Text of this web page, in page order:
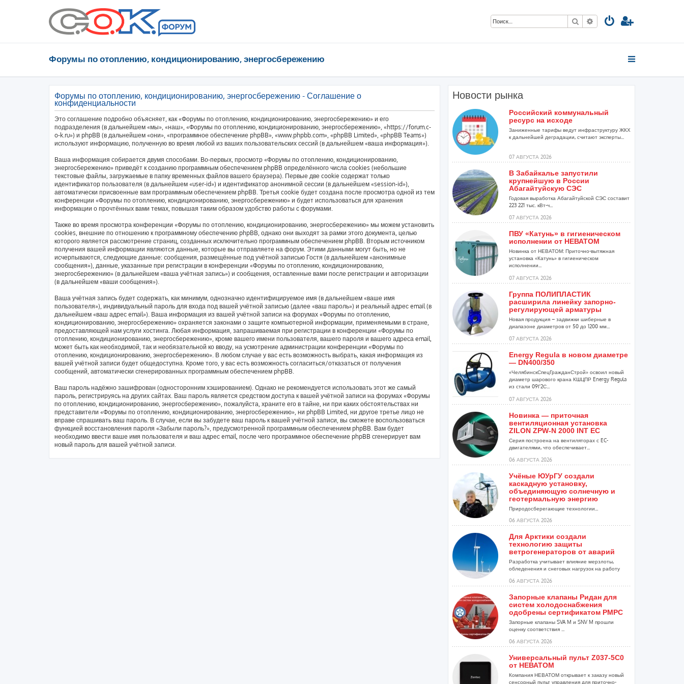
Поиск Расширенный поиск
Форумы по отоплению, кондиционированию, энергосбережению
Форумы по отоплению, кондиционированию, энергосбережению - Соглашение о
конфиденциальности
Это соглашение подробно объясняет, как «Форумы по отоплению, кондиционированию, энергосбережению» и его
подразделения (в дальнейшем «мы», «наш», «Форумы по отоплению, кондиционированию, энергосбережению», «https://forum.c-
o-k.ru») и phpBB (в дальнейшем «они», «программное обеспечение phpBB», «www.phpbb.com», «phpBB Limited», «phpBB Teams»)
используют информацию, полученную во время любой из ваших пользовательских сессий (в дальнейшем «ваша информация»).
Ваша информация собирается двумя способами. Во-первых, просмотр «Форумы по отоплению, кондиционированию,
энергосбережению» приведёт к созданию программным обеспечением phpBB определённого числа cookies (небольшие
текстовые файлы, загружаемые в папку временных файлов вашего браузера). Первые две cookie содержат только
идентификатор пользователя (в дальнейшем «user-id») и идентификатор анонимной сессии (в дальнейшем «session-id»),
автоматически присвоенные вам программным обеспечением phpBB. Третья cookie будет создана после просмотра одной из тем
конференции «Форумы по отоплению, кондиционированию, энергосбережению» и будет использоваться для хранения
информации о прочтённых вами темах, повышая таким образом удобство работы с форумами.
Также во время просмотра конференции «Форумы по отоплению, кондиционированию, энергосбережению» мы можем установить
cookies, внешние по отношению к программному обеспечению phpBB, однако они выходят за рамки этого документа, целью
которого является рассмотрение страниц, созданных исключительно программным обеспечением phpBB. Вторым источником
получения вашей информации являются данные, которые вы отправляете на форум. Этими данными могут быть, но не
исчерпываются, следующие данные: сообщения, размещённые под учётной записью Гостя (в дальнейшем «анонимные
сообщения»), данные, указанные при регистрации в конференции «Форумы по отоплению, кондиционированию,
энергосбережению» (в дальнейшем «ваша учётная запись») и сообщения, оставленные вами после регистрации и авторизации
(в дальнейшем «ваши сообщения»).
Ваша учётная запись будет содержать, как минимум, однозначно идентифицируемое имя (в дальнейшем «ваше имя
пользователя»), индивидуальный пароль для входа под вашей учётной записью (далее «ваш пароль») и реальный адрес email (в
дальнейшем «ваш адрес email»). Ваша информация из вашей учётной записи на форумах «Форумы по отоплению,
кондиционированию, энергосбережению» охраняется законами о защите компьютерной информации, применяемыми в стране,
предоставляющей нам услуги хостинга. Любая информация, запрашиваемая при регистрации в конференции «Форумы по
отоплению, кондиционированию, энергосбережению», кроме вашего имени пользователя, вашего пароля и вашего адреса email,
может быть как необходимой, так и необязательной ко вводу, на усмотрение администрации конференции «Форумы по
отоплению, кондиционированию, энергосбережению». В любом случае у вас есть возможность выбрать, какая информация из
вашей учётной записи будет общедоступна. Кроме того, у вас есть возможность согласиться/отказаться от получения
сообщений, автоматически сгенерированных программным обеспечением phpBB.
Ваш пароль надёжно зашифрован (односторонним хэшированием). Однако не рекомендуется использовать этот же самый
пароль, регистрируясь на других сайтах. Ваш пароль является средством доступа к вашей учётной записи на форумах «Форумы
по отоплению, кондиционированию, энергосбережению», пожалуйста, храните его в тайне, ни при каких обстоятельствах ни
представители «Форумы по отоплению, кондиционированию, энергосбережению», ни phpBB Limited, ни другое третье лицо не
вправе спрашивать ваш пароль. В случае, если вы забудете ваш пароль к вашей учётной записи, вы сможете воспользоваться
функцией восстановления пароля «Забыли пароль?», предусмотренной программным обеспечением phpBB. Вам будет
необходимо ввести ваше имя пользователя и ваш адрес email, после чего программное обеспечение phpBB сгенерирует вам
новый пароль для вашей учётной записи.
Новости рынка
Российский коммунальный
ресурс на исходе
Заниженные тарифы ведут инфраструктуру ЖКХ
к дальнейшей деградации, считают эксперты...
07 АВГУСТА 2026
В Забайкалье запустили
крупнейшую в России
Абагайтуйскую СЭС
Годовая выработка Абагайтуйской СЭС составит
223 221 тыс. кВт-ч...
07 АВГУСТА 2026
ПВУ «Катунь» в гигиеническом
исполнении от НЕВАТОМ
Новинка от НЕВАТОМ: Приточно-вытяжная
установка «Катунь» в гигиеническом
исполнении...
07 АВГУСТА 2026
Группа ПОЛИПЛАСТИК
расширила линейку запорно-
регулирующей арматуры
Новая продукция – задвижки шиберные в
диапазоне диаметров от 50 до 1200 мм...
07 АВГУСТА 2026
Energy Regula в новом диаметре
— DN400/350
«ЧелябинскСпецГражданСтрой» освоил новый
диаметр шарового крана КШЦПР Energy Regula
из стали 09Г2С...
07 АВГУСТА 2026
Новинка — приточная
вентиляционная установка
ZILON ZPW-N 2000 INT EC
Серия построена на вентиляторах с EC-
двигателями, что обеспечивает...
06 АВГУСТА 2026
Учёные ЮУрГУ создали
каскадную установку,
объединяющую солнечную и
геотермальную энергию
Природосберегающие технологии...
06 АВГУСТА 2026
Для Арктики создали
технологию защиты
ветрогенераторов от аварий
Разработка учитывает влияние мерзлоты,
обледенения и снеговых нагрузок на работу
06 АВГУСТА 2026
Запорные клапаны Ридан для
систем холодоснабжения
одобрены сертификатом РМРС
Запорные клапаны SVA M и SNV M прошли
оценку соответствия ...
06 АВГУСТА 2026
Универсальный пульт Z037-5C0
от НЕВАТОМ
Компания НЕВАТОМ открывает к заказу новый
сенсорный пульт управления для приточно-